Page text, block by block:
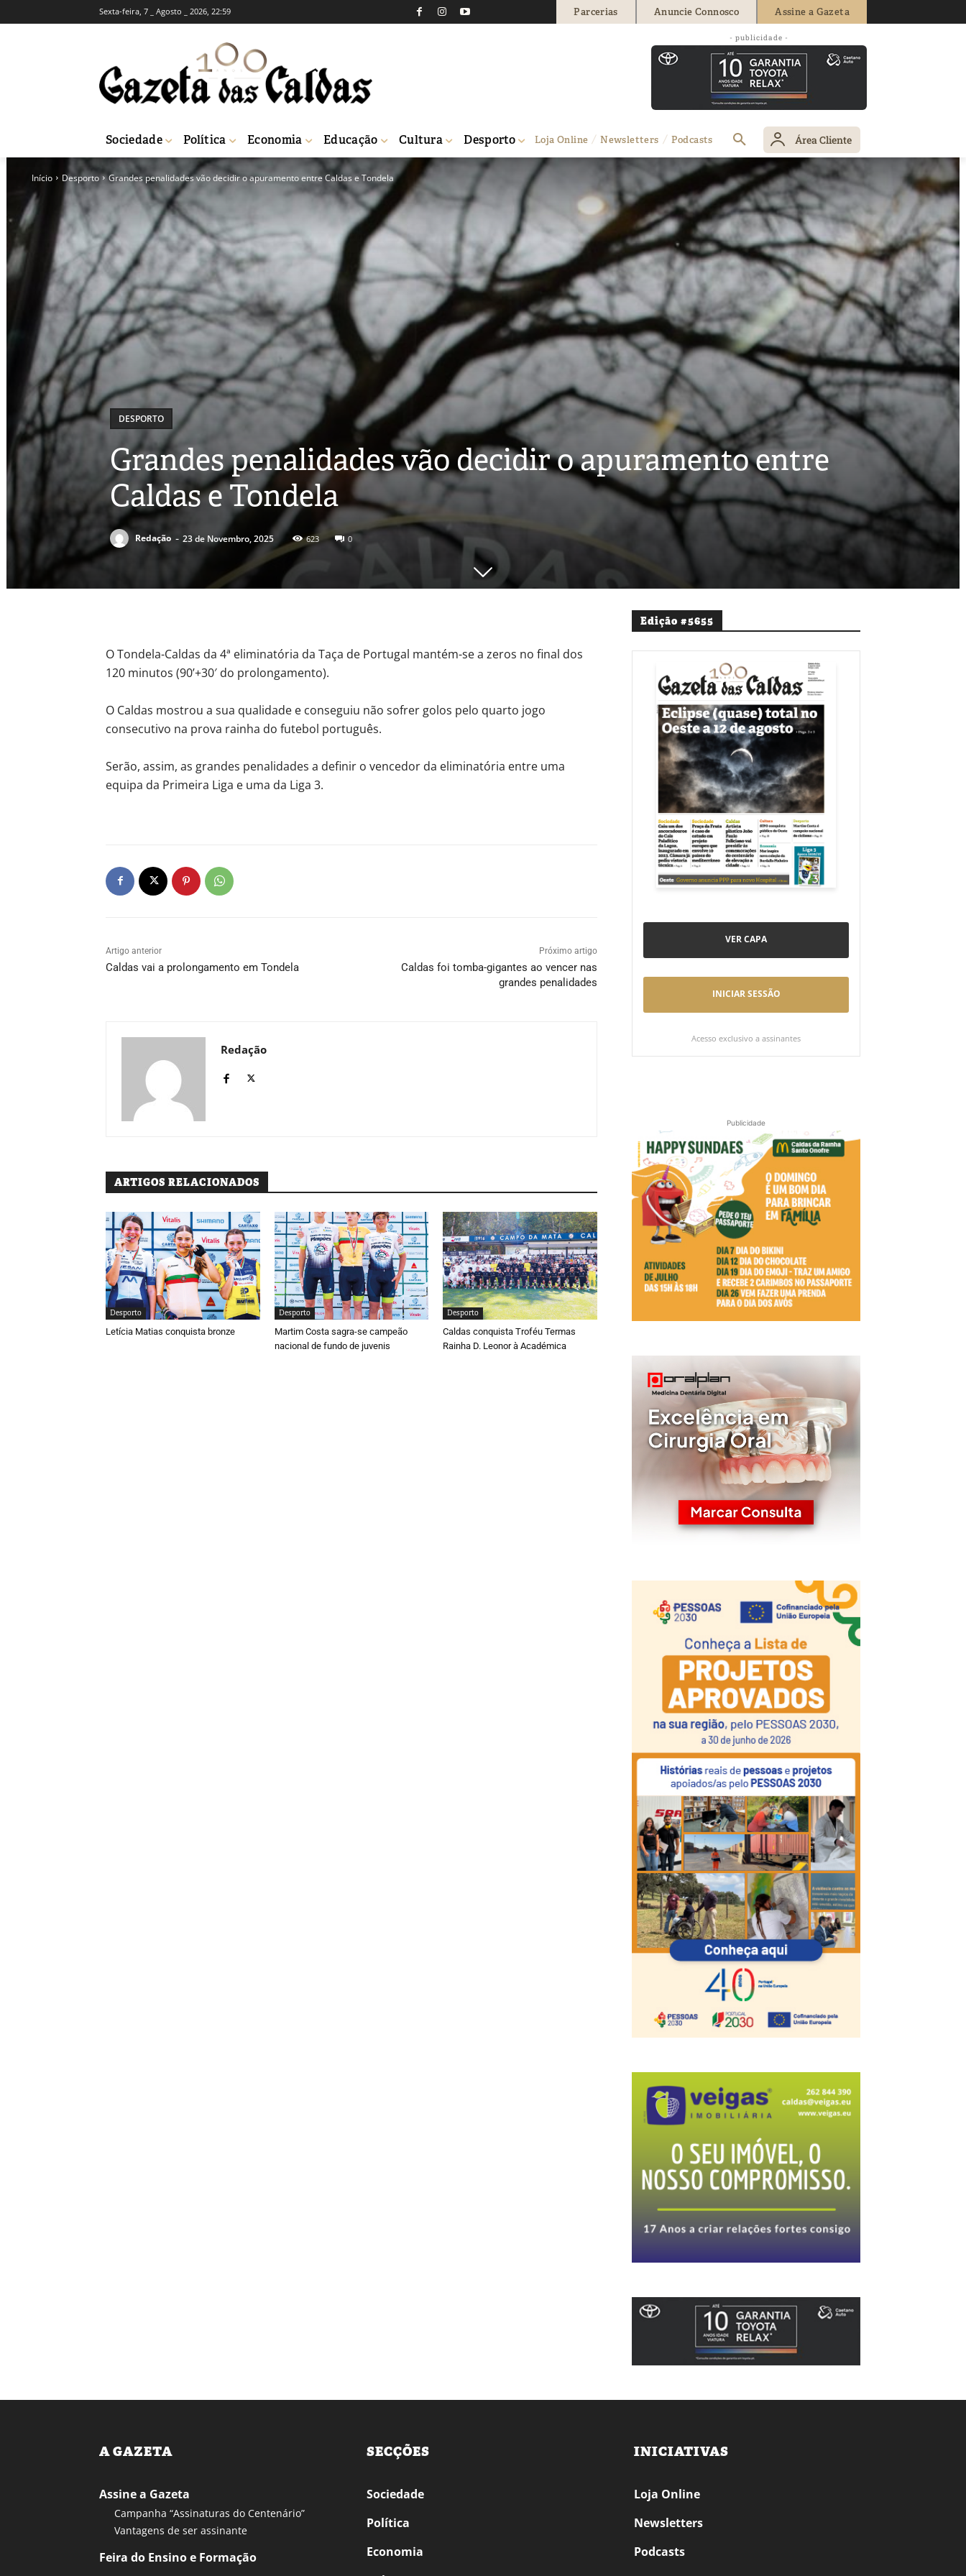
Sexta-feira, 7 _ Agosto _ 2026, 22:59 Parcerias Anuncie Connosco Assine a Gazeta
- publicidade -
Sociedade Política Economia Educação Cultura Desporto Loja Online Newsletters Podcasts Área Cliente
Início Desporto Grandes penalidades vão decidir o apuramento entre Caldas e Tondela
DESPORTO
Grandes penalidades vão decidir o apuramento entre
Caldas e Tondela
Redação - 23 de Novembro, 2025 623 0
O Tondela-Caldas da 4ª eliminatória da Taça de Portugal mantém-se a zeros no final dos
120 minutos (90’+30′ do prolongamento).
O Caldas mostrou a sua qualidade e conseguiu não sofrer golos pelo quarto jogo
consecutivo na prova rainha do futebol português.
Serão, assim, as grandes penalidades a definir o vencedor da eliminatória entre uma
equipa da Primeira Liga e uma da Liga 3.
Artigo anterior
Caldas vai a prolongamento em Tondela
Próximo artigo
Caldas foi tomba-gigantes ao vencer nas
grandes penalidades
Redação
ARTIGOS RELACIONADOS
Desporto
Letícia Matias conquista bronze
Desporto
Martim Costa sagra-se campeão
nacional de fundo de juvenis
Desporto
Caldas conquista Troféu Termas
Rainha D. Leonor à Académica
Edição #5655
VER CAPA
INICIAR SESSÃO
Acesso exclusivo a assinantes
Publicidade
A GAZETA
Assine a Gazeta
Campanha “Assinaturas do Centenário”
Vantagens de ser assinante
Feira do Ensino e Formação
SECÇÕES
Sociedade
Política
Economia
INICIATIVAS
Loja Online
Newsletters
Podcasts